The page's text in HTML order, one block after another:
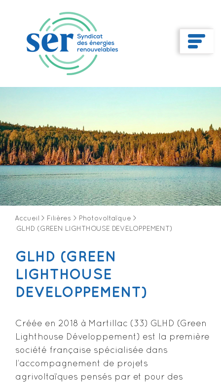
Accueil > Filières > Photovoltaïque >
GLHD (GREEN LIGHTHOUSE DEVELOPPEMENT)
GLHD (GREEN
LIGHTHOUSE
DEVELOPPEMENT)
Créée en 2018 à Martillac (33) GLHD (Green
Lighthouse Développement) est la première
société française spécialisée dans
l’accompagnement de projets
agrivoltaïques pensés par et pour des